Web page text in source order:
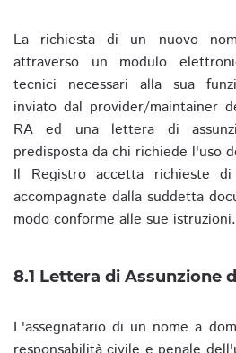
La richiesta di un nuovo
attraverso un modulo
tecnici necessari alla sua
inviato dal provider/maintainer
RA ed una lettera di
predisposta da chi richiede l'uso
Il Registro accetta richieste di
accompagnate dalla suddetta
modo conforme alle sue istruzioni.
8.1 Lettera di Assunzione
L'assegnatario di un nome a